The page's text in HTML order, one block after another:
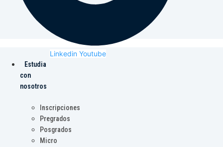
Linkedin Youtube
Estudia
con
nosotros
Inscripciones
Pregrados
Posgrados
Micro